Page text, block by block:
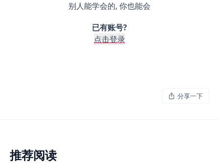
别人能学会的, 你也能会
已有账号?
点击登录
分享一下
推荐阅读